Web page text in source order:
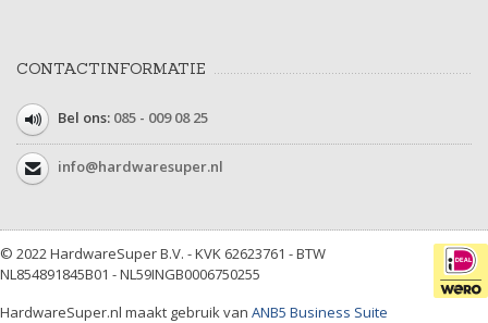
CONTACTINFORMATIE
Bel ons: 085 - 009 08 25
info@hardwaresuper.nl
© 2022 HardwareSuper B.V. - KVK 62623761 - BTW
NL854891845B01 - NL59INGB0006750255
HardwareSuper.nl maakt gebruik van ANB5 Business Suite